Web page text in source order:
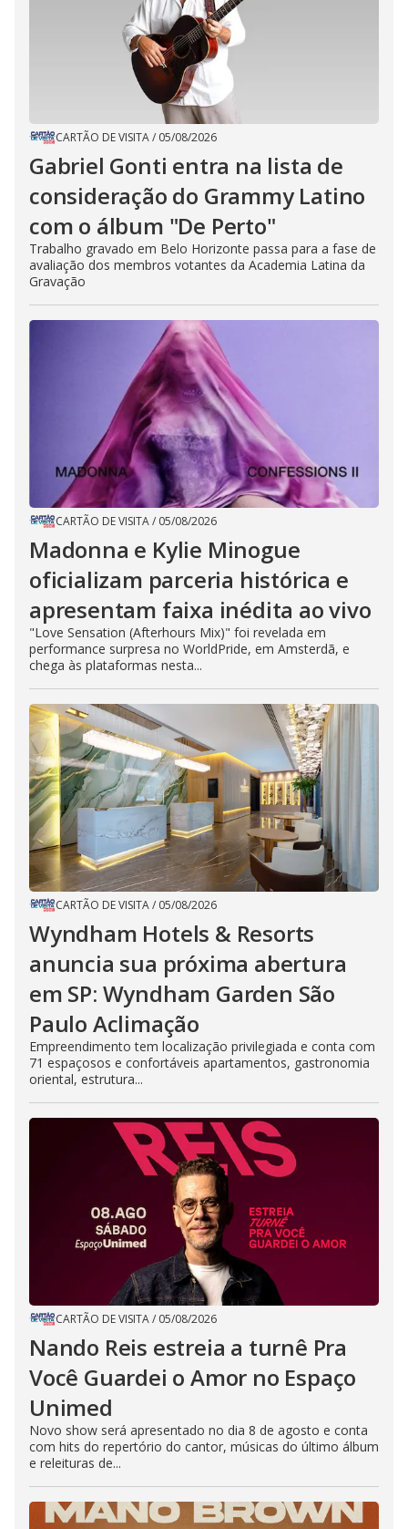
CARTÃO DE VISITA/ 05/08/2026
Gabriel Gonti entra na lista de
consideração do Grammy Latino
com o álbum "De Perto"
Trabalho gravado em Belo Horizonte passa para a fase de
avaliação dos membros votantes da Academia Latina da
Gravação
CARTÃO DE VISITA/ 05/08/2026
Madonna e Kylie Minogue
oficializam parceria histórica e
apresentam faixa inédita ao vivo
"Love Sensation (Afterhours Mix)" foi revelada em
performance surpresa no WorldPride, em Amsterdã, e
chega às plataformas nesta...
CARTÃO DE VISITA/ 05/08/2026
Wyndham Hotels & Resorts
anuncia sua próxima abertura
em SP: Wyndham Garden São
Paulo Aclimação
Empreendimento tem localização privilegiada e conta com
71 espaçosos e confortáveis apartamentos, gastronomia
oriental, estrutura...
CARTÃO DE VISITA/ 05/08/2026
Nando Reis estreia a turnê Pra
Você Guardei o Amor no Espaço
Unimed
Novo show será apresentado no dia 8 de agosto e conta
com hits do repertório do cantor, músicas do último álbum
e releituras de...